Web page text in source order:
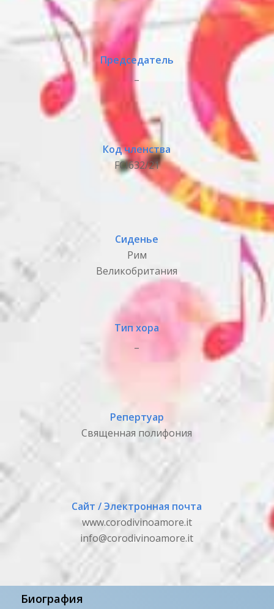
Председатель
Код членства
FCI632/21
Сиденье
Рим
Великобритания
Тип хора
Репертуар
Священная полифония
Сайт / Электронная почта
www.corodivinoamore.it
info@corodivinoamore.it
Биография